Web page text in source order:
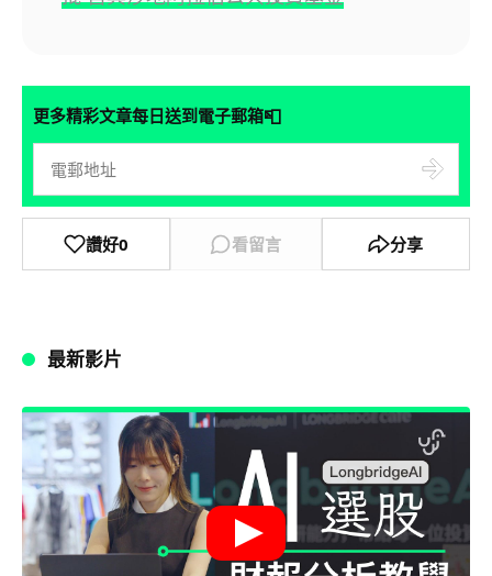
更多精彩文章每日送到電子郵箱📮
讚好0 看留言 分享
最新影片